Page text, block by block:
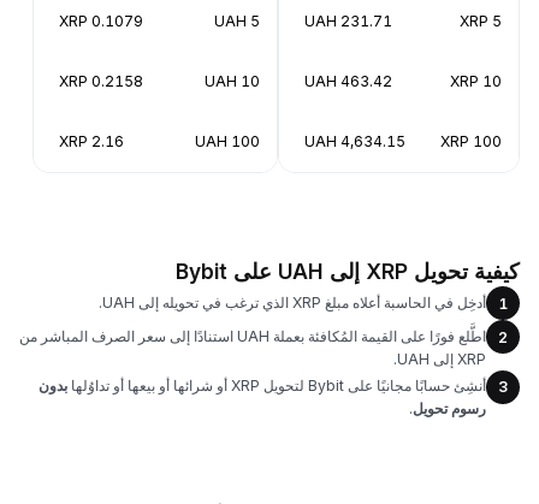
5 XRP
231.71 UAH
10 XRP
463.42 UAH
100 XRP
4,634.15 UAH
5 UAH
0.1079 XRP
10 UAH
0.2158 XRP
100 UAH
2.16 XRP
كيفية تحويل XRP إلى UAH على Bybit
1
أدخِل في الحاسبة أعلاه مبلغ XRP الذي ترغب في تحويله إلى UAH.
2
اطَّلع فورًا على القيمة المُكافئة بعملة UAH استنادًا إلى سعر الصرف المباشر من
XRP إلى UAH.
3
أنشِئ حسابًا مجانيًا على Bybit لتحويل XRP أو شرائها أو بيعها أو تداوُلها
بدون
رسوم تحويل.